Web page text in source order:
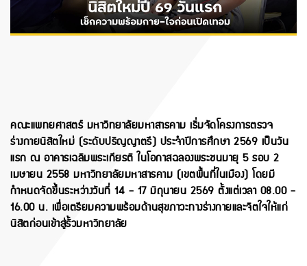
คณะแพทยศาสตร์ มหาวิทยาลัยมหาสารคาม เริ่มจัดโครงการตรวจ
ร่างกายนิสิตใหม่ (ระดับปริญญาตรี) ประจำปีการศึกษา 2569 เป็นวัน
แรก ณ อาคารเฉลิมพระเกียรติ ในโอกาสฉลองพระชนมายุ 5 รอบ 2
เมษายน 2558 มหาวิทยาลัยมหาสารคาม (เขตพื้นที่ในเมือง) โดยมี
กำหนดจัดขึ้นระหว่างวันที่ 14 - 17 มิถุนายน 2569 ตั้งแต่เวลา 08.00 -
16.00 น. เพื่อเตรียมความพร้อมด้านสุขภาวะทางร่างกายและจิตใจให้แก่
นิสิตก่อนเข้าสู่รั้วมหาวิทยาลัย